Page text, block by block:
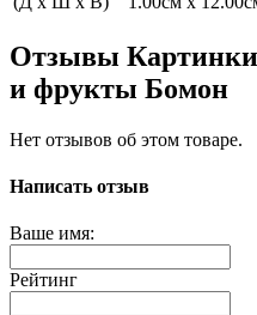
Отзывы
и фрукты Бомон
Нет отзывов об этом товаре.
Написать отзыв
Ваше имя:
Рейтинг